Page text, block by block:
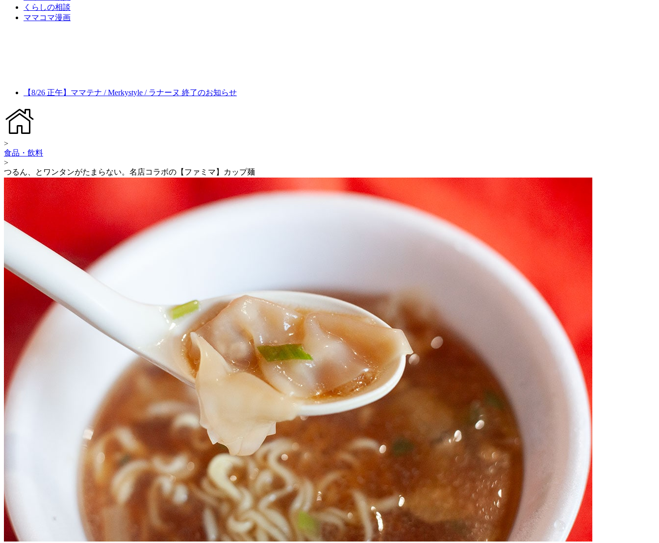
くらしの相談
ママコマ漫画
【8/26 正午】ママテナ / Merkystyle / ラナーヌ 終了のお知らせ
>
食品・飲料
>
つるん、とワンタンがたまらない。名店コラボの【ファミマ】カップ麺